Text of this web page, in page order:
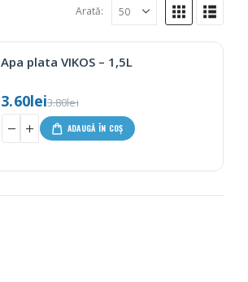
Arată:
Apa plata VIKOS – 1,5L
3.80lei
3.60lei
ADAUGĂ ÎN COȘ